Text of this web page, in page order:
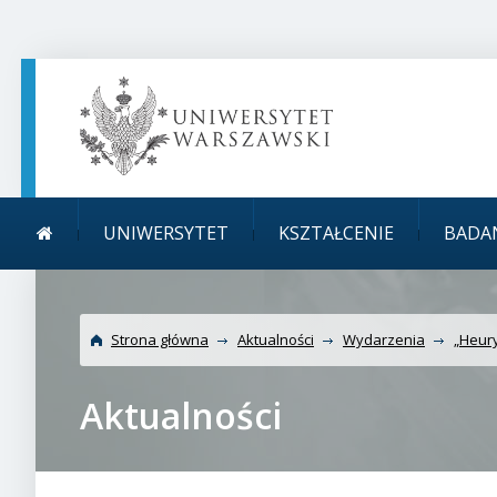
główne
UNIWERSYTET KSZTAŁCENIE
Uniwersytet
fizyki
Strona główna Aktualności Wydarzenia
Aktualności